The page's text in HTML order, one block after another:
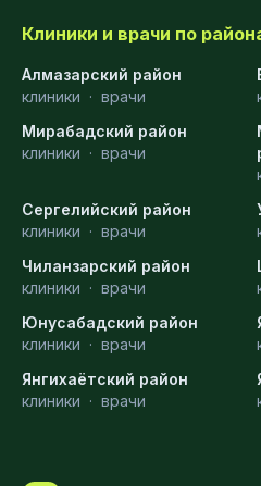
Клиники и врачи по
Алмазарский район
клиники · врачи
Мирабадский район
клиники · врачи
Сергелийский район
клиники · врачи
Чиланзарский район
клиники · врачи
Юнусабадский район
клиники · врачи
Янгихаётский район
клиники · врачи